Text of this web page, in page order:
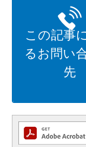
この記事
るお問い
先